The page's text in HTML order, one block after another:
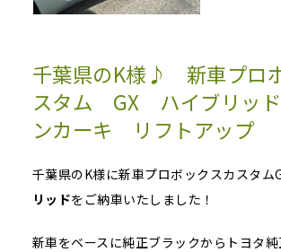
千葉県のK様♪ 新車プロ
スタム GX ハイブリッ
ンカーキ リフトアップ
千葉県のK様に新車プロボックスカスタム
リッドをご納車いたしました！
新車をベースに純正ブラックからトヨタ